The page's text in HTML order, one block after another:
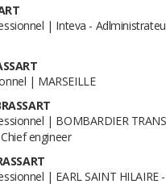
| Inteva -
| MARSEILLE
| BOMBARDIER
engineer
| EARL SAINT HILAIRE